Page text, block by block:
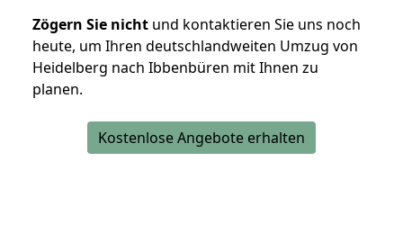
Zögern Sie nicht und kontaktieren Sie uns noch
heute, um Ihren deutschlandweiten Umzug von
Heidelberg nach Ibbenbüren mit Ihnen zu
planen.
Kostenlose Angebote erhalten